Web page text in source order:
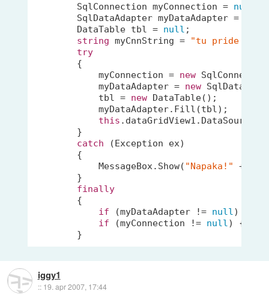
        SqlConnection myConnection =
null
        SqlDataAdapter myDataAdapter =
        DataTable tbl =
null ;
string myCnnString =
"tu pride
try
        {
            myConnection =
new
            myDataAdapter =
new
            tbl =
new DataTable();
            myDataAdapter.Fill(tbl);
this .dataGridView1.DataSource
        }
catch (Exception ex)
        {
            MessageBox.Show(
"Napaka!"
+
        }
finally
        {
if (myDataAdapter != null) {
if (myConnection != null) {
        }
iggy1
:: 19. apr 2007, 17:44